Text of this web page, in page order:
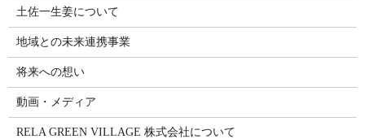
土佐一生姜について
地域との未来連携事業
将来への想い
動画・メディア
RELA GREEN VILLAGE 株式会社について